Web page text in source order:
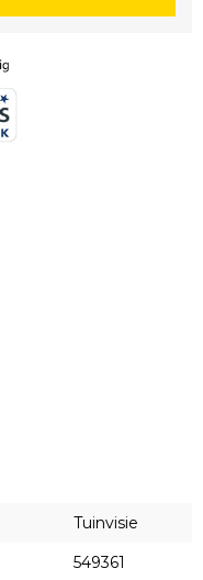
Tuinvisie
549361